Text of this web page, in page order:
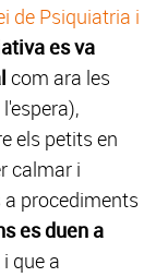
de Psiquiatria i
es va
com ara les
els petits en
calmar i
procediments
es duen a
que a